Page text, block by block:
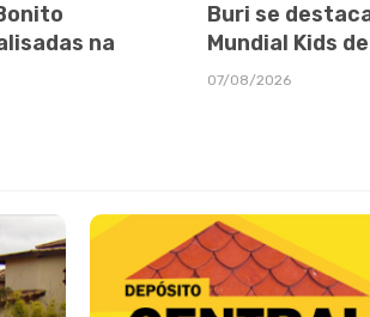
na
Buri se
Mundial Kids
07/08/2026